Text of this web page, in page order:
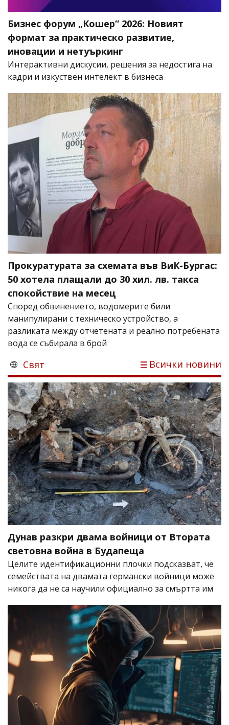
Бизнес форум „Кошер“ 2026: Новият
формат за практическо развитие,
иновации и нетуъркинг
Интерактивни дискусии, решения за недостига на
кадри и изкуствен интелект в бизнеса
Прокуратурата за схемата във ВиК-Бургас:
50 хотела плащали до 30 хил. лв. такса
спокойствие на месец
Според обвинението, водомерите били
манипулирани с техническо устройство, а
разликата между отчетената и реално потребената
вода се събирала в брой
Свят Всички новини
Дунав разкри двама войници от Втората
световна война в Будапеща
Целите идентификационни плочки подсказват, че
семействата на двамата германски войници може
никога да не са научили официално за смъртта им